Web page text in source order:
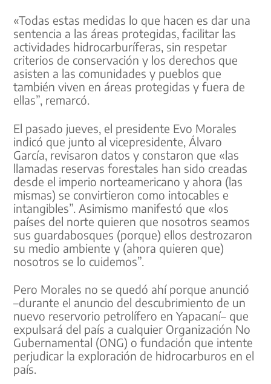
«Todas estas medidas lo que hacen es dar una
sentencia a las áreas protegidas, facilitar las
actividades hidrocarburíferas, sin respetar
criterios de conservación y los derechos que
asisten a las comunidades y pueblos que
también viven en áreas protegidas y fuera de
ellas”, remarcó.
El pasado jueves, el presidente Evo Morales
indicó que junto al vicepresidente, Álvaro
García, revisaron datos y constaron que «las
llamadas reservas forestales han sido creadas
desde el imperio norteamericano y ahora (las
mismas) se convirtieron como intocables e
intangibles”. Asimismo manifestó que «los
países del norte quieren que nosotros seamos
sus guardabosques (porque) ellos destrozaron
su medio ambiente y (ahora quieren que)
nosotros se lo cuidemos”.
Pero Morales no se quedó ahí porque anunció
–durante el anuncio del descubrimiento de un
nuevo reservorio petrolífero en Yapacaní– que
expulsará del país a cualquier Organización No
Gubernamental (ONG) o fundación que intente
perjudicar la exploración de hidrocarburos en el
país.